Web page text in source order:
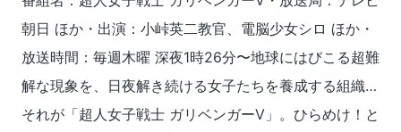
朝日 ほか・出演：小峠英二教官、電脳少女シロ ほか・
放送時間：毎週木曜 深夜1時26分〜地球にはびこる超難
解な現象を、日夜解き続ける女子たちを養成する組織…
それが「超人女子戦士 ガリベンガーV」。ひらめけ！と